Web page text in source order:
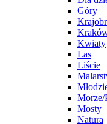
Góry
Kwiaty
Las
Liście
Morze/
Mosty
Natura